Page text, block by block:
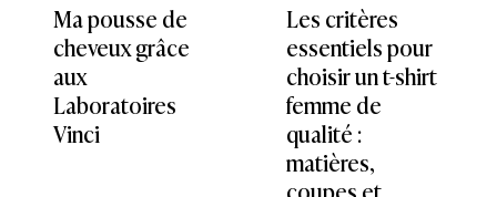
Ma pousse de
cheveux grâce
aux
Laboratoires
Vinci
Les critères
essentiels pour
choisir un t-shirt
femme de
qualité :
matières,